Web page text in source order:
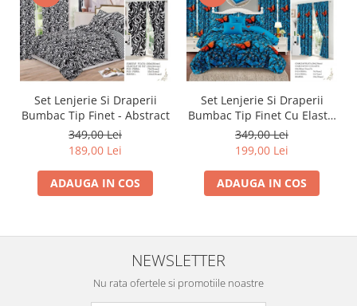
Set Lenjerie Si Draperii
Bumbac Tip Finet - Abstract
349,00 Lei
189,00 Lei
ADAUGA IN COS
Set Lenjerie Si Draperii
Bumbac Tip Finet Cu Elastic
- Dansul Fluturilor
349,00 Lei
199,00 Lei
ADAUGA IN COS
NEWSLETTER
Nu rata ofertele si promotiile noastre